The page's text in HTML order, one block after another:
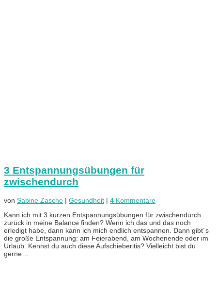
3 Entspannungsübungen für
zwischendurch
von Sabine Zasche | Gesundheit | 4 Kommentare
Kann ich mit 3 kurzen Entspannungsübungen für zwischendurch
zurück in meine Balance finden? Wenn ich das und das noch
erledigt habe, dann kann ich mich endlich entspannen. Dann gibt´s
die große Entspannung: am Feierabend, am Wochenende oder im
Urlaub. Kennst du auch diese Aufschieberitis? Vielleicht bist du
gerne…